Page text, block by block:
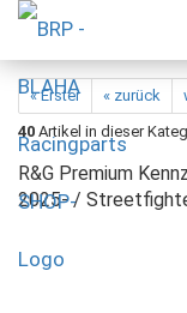
« Erster « zurück
40 Artikel in dieser
R&G Premium
2025- /